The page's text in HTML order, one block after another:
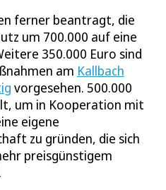
ferner beantragt, die
um 700.000 auf eine
350.000 Euro sind
am Kallbach
vorgesehen. 500.000
um in Kooperation mit
eigene
zu gründen, die sich
preisgünstigem